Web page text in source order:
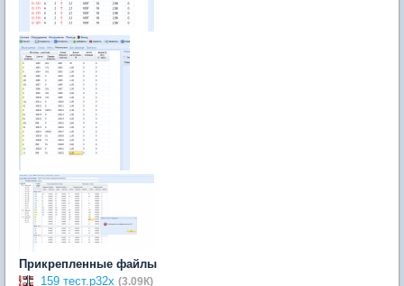
Прикрепленные файлы
159 тест.p32x (3.09К)